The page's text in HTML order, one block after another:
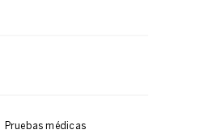
Pruebas médicas